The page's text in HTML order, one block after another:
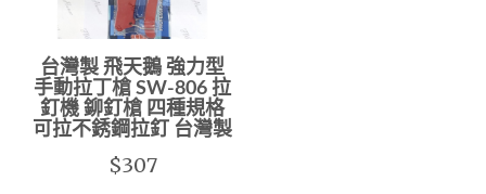
台灣製 飛天鵝 強力型
手動拉丁槍 SW-806 拉
釘機 鉚釘槍 四種規格
可拉不銹鋼拉釘 台灣製
$307